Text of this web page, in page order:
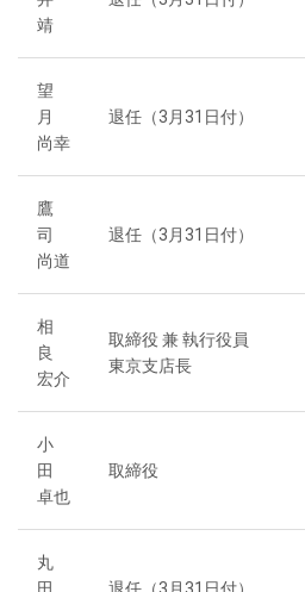
靖
望
月
尚幸
退任（3月31日付）
鷹
司
尚道
退任（3月31日付）
相
良
宏介
取締役 兼 執行役員
東京支店長
小
田
卓也
取締役
丸